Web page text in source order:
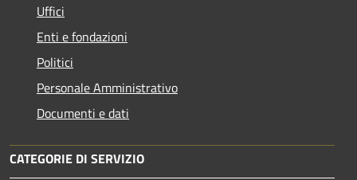
Uffici
Enti e fondazioni
Politici
Personale Amministrativo
Documenti e dati
CATEGORIE DI SERVIZIO